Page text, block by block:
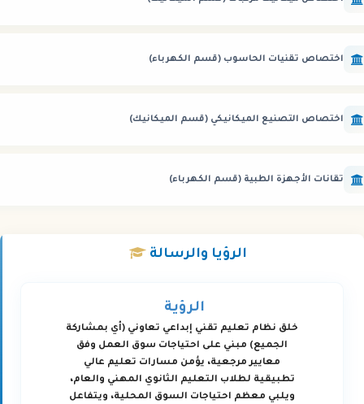
اختصاص تقنيات الحاسوب (قسم الكهرباء)
اختصاص التصنيع الميكانيكي (قسم الميكانيك)
تقانات الأجهزة الطبية (قسم الكهرباء)
الرؤيا والرسالة
الرؤية
خلق نظام تعليم تقني إبداعي تعاوني (أي بمشاركة
الجميع) مبني على احتياجات سوق العمل وفق
معايير مرجعية، يؤمن مسارات تعليم عالي
تطبيقية لطلاب التعليم الثانوي المهني والعام،
ويلبي معظم احتياجات السوق المحلية، ويتفاعل